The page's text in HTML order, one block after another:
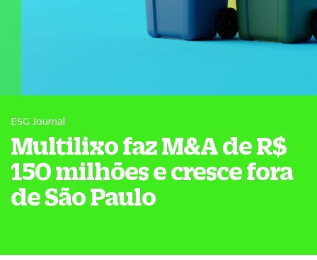
ESG Journal
Multilixo faz M&A de R$
150 milhões e cresce fora
de São Paulo